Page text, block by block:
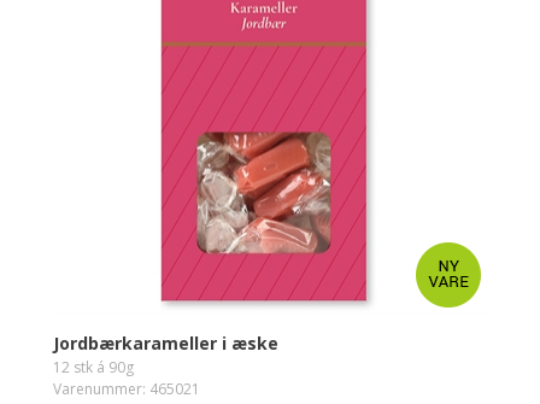
Jordbærkarameller i æske
12 stk á 90g
Varenummer: 465021